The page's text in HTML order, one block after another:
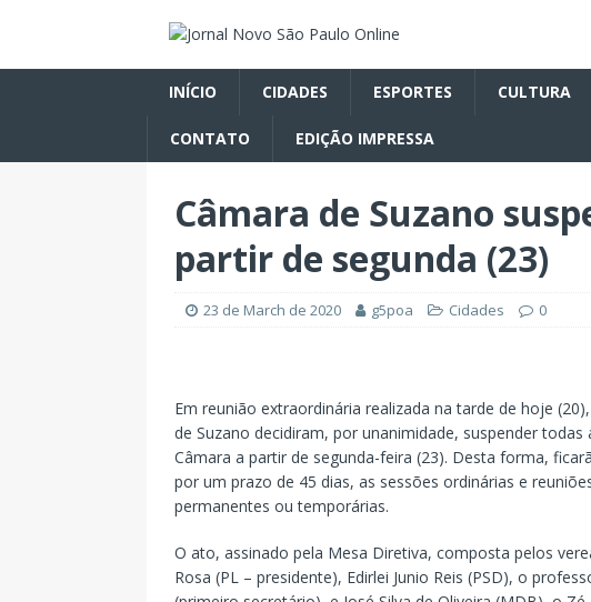
INÍCIO CIDADES ESPORTES CULTURA
CONTATO EDIÇÃO IMPRESSA
Câmara de Suzano
partir de segunda (23)
23 de March de 2020 g5poa Cidades 0
Em reunião extraordinária realizada na tarde de hoje
de Suzano decidiram, por unanimidade, suspender todas
Câmara a partir de segunda-feira (23). Desta forma,
por um prazo de 45 dias, as sessões ordinárias e
permanentes ou temporárias.
O ato, assinado pela Mesa Diretiva, composta pelos
Rosa (PL – presidente), Edirlei Junio Reis (PSD), o